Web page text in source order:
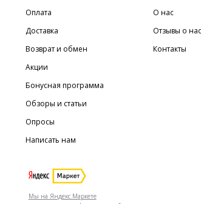
Оплата
Доставка
Возврат и обмен
Акции
Бонусная программа
Обзоры и статьи
Опросы
Написать нам
О нас
Отзывы о нас
Контакты
Мы на Яндекс.Маркете